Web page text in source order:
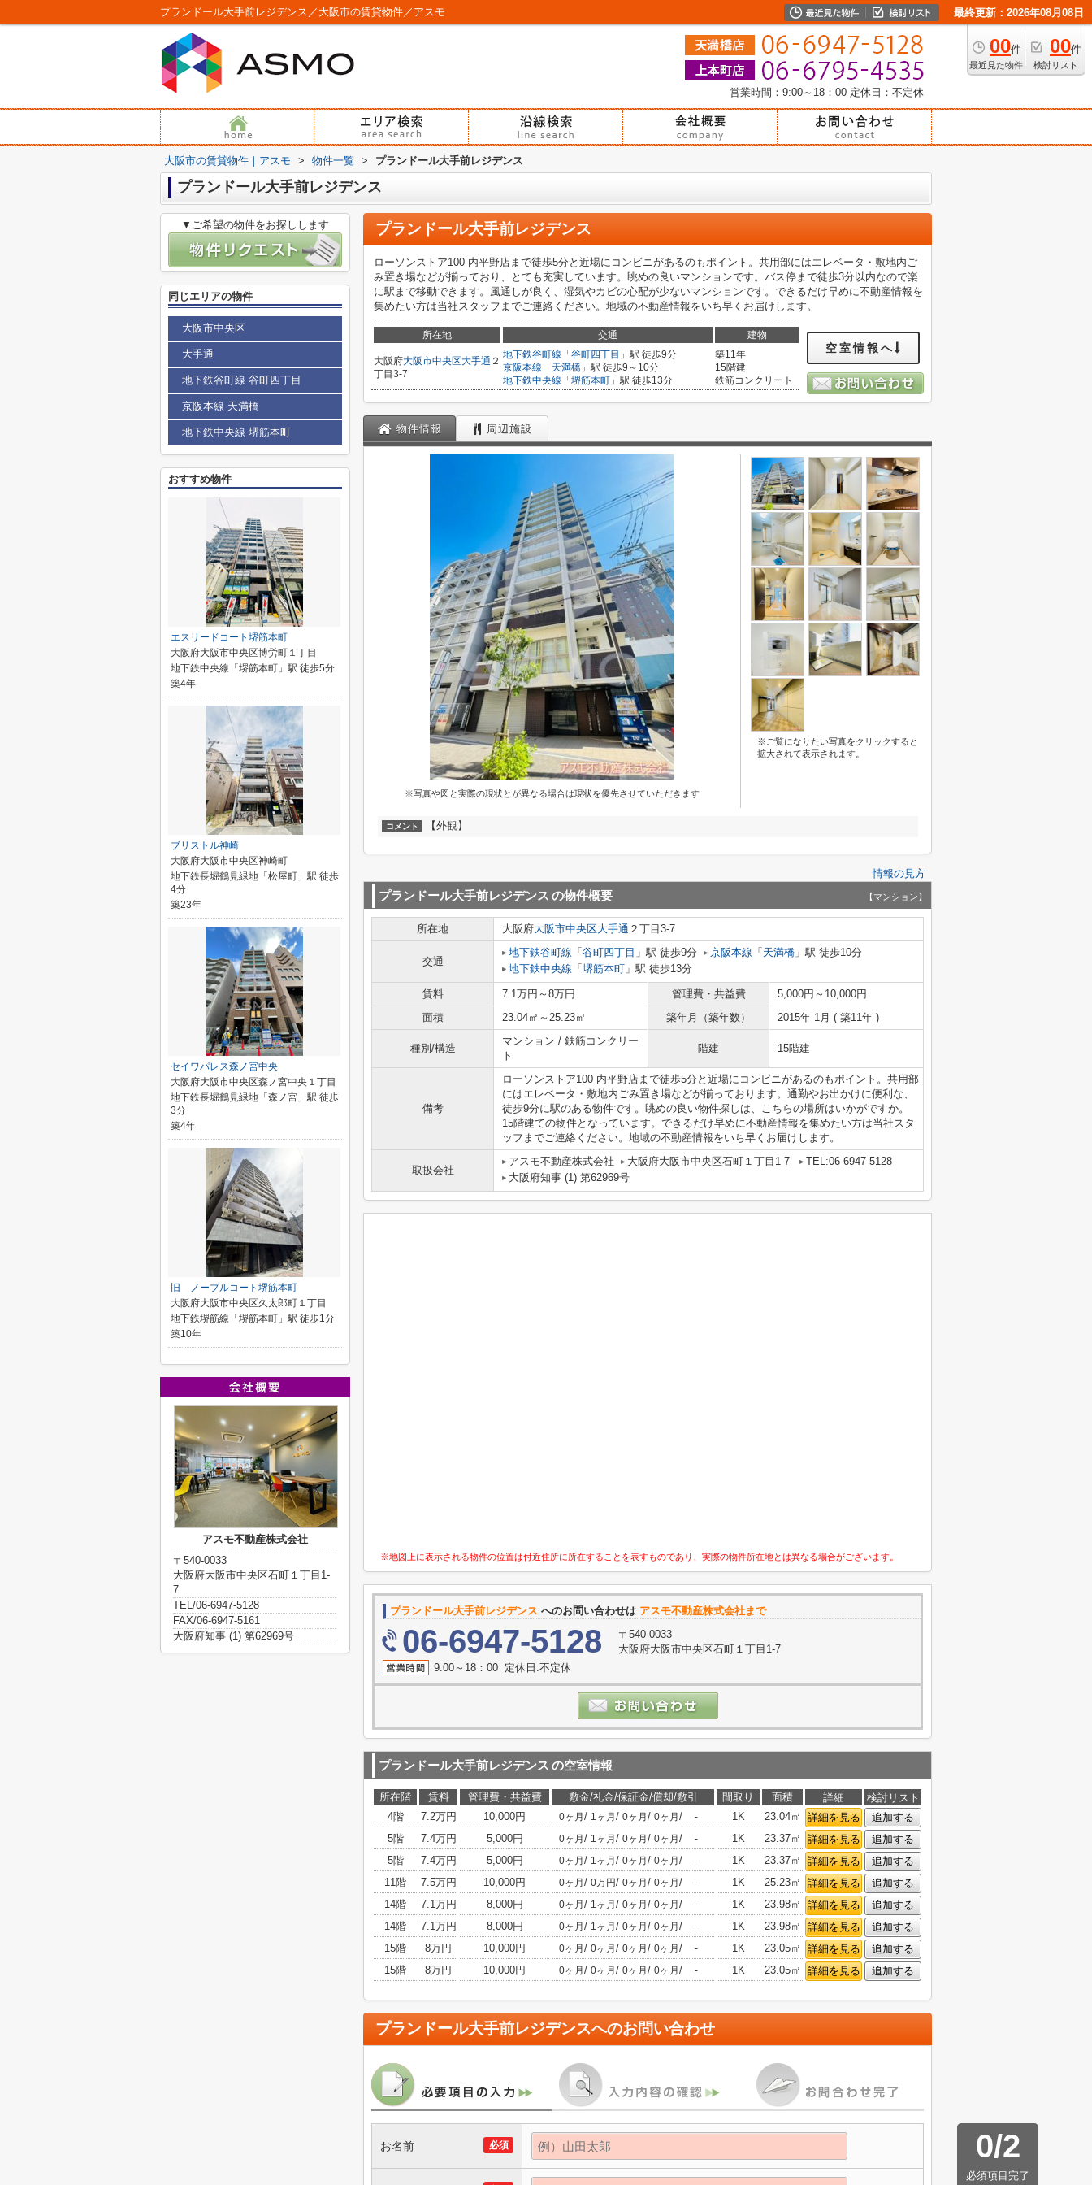
プランドール大手前レジデンス／大阪市の賃貸物件／アスモ 最終更新：2026年08月08日
00件
最近見た物件
00件
検討リスト
営業時間：9:00～18：00 定休日：不定休
大阪市の賃貸物件｜アスモ > 物件一覧 > プランドール大手前レジデンス
プランドール大手前レジデンス
プランドール大手前レジデンス
ローソンストア100 内平野店まで徒歩5分と近場にコンビニがあるのもポイント。共用部にはエレベータ・敷地内ご
み置き場などが揃っており、とても充実しています。眺めの良いマンションです。バス停まで徒歩3分以内なので楽
に駅まで移動できます。風通しが良く、湿気やカビの心配が少ないマンションです。できるだけ早めに不動産情報を
集めたい方は当社スタッフまでご連絡ください。地域の不動産情報をいち早くお届けします。
所在地 交通 建物
大阪府大阪市中央区大手通 ２
丁目3-7
地下鉄谷町線 「 谷町四丁目 」駅 徒歩9分
京阪本線 「 天満橋 」駅 徒歩9～10分
地下鉄中央線 「 堺筋本町 」駅 徒歩13分
築11年
15階建
鉄筋コンクリート
空室情報へ
物件情報 周辺施設
※写真や図と実際の現状とが異なる場合は現状を優先させていただきます
※ご覧になりたい写真をクリックすると
拡大されて表示されます。
コメント 【外観】
情報の見方
プランドール大手前レジデンス の物件概要 【マンション】
所在地 大阪府大阪市中央区大手通 ２丁目3-7
交通
地下鉄谷町線 「 谷町四丁目 」駅 徒歩9分 京阪本線 「 天満橋 」駅 徒歩10分
地下鉄中央線 「 堺筋本町 」駅 徒歩13分
賃料 7.1万円～8万円 管理費・共益費
5,000円～10,000円
面積
23.04㎡～25.23㎡ 築年月（築年数） 2015年 1月 ( 築11年 )
種別/構造
マンション / 鉄筋コンクリー
ト
階建 15階建
備考
ローソンストア100 内平野店まで徒歩5分と近場にコンビニがあるのもポイント。共用部
にはエレベータ・敷地内ごみ置き場などが揃っております。通勤やお出かけに便利な、
徒歩9分に駅のある物件です。眺めの良い物件探しは、こちらの場所はいかがですか。
15階建ての物件となっています。できるだけ早めに不動産情報を集めたい方は当社スタ
ッフまでご連絡ください。地域の不動産情報をいち早くお届けします。
取扱会社
アスモ不動産株式会社 大阪府大阪市中央区石町１丁目1-7
TEL:06-6947-5128
大阪府知事 (1) 第62969号
※地図上に表示される物件の位置は付近住所に所在することを表すものであり、実際の物件所在地とは異なる場合がございます。
プランドール大手前レジデンス へのお問い合わせは アスモ不動産株式会社まで
06-6947-5128
〒540-0033
大阪府大阪市中央区石町１丁目1-7
9:00～18：00 定休日:不定休
プランドール大手前レジデンス の空室情報
所在階 賃料 管理費・共益費 敷金/礼金/保証金/償却/敷引 間取り 面積 詳細
検討リスト
4階
7.2万円 10,000円 0ヶ月 / 1ヶ月 / 0ヶ月 / 0ヶ月 / - 1K 23.04㎡ 詳細を見る
追加する
5階
7.4万円 5,000円 0ヶ月 / 1ヶ月 / 0ヶ月 / 0ヶ月 / - 1K 23.37㎡ 詳細を見る
追加する
5階
7.4万円 5,000円 0ヶ月 / 1ヶ月 / 0ヶ月 / 0ヶ月 / - 1K 23.37㎡ 詳細を見る
追加する
11階
7.5万円 10,000円 0ヶ月 / 0万円/ 0ヶ月 / 0ヶ月 / - 1K 25.23㎡ 詳細を見る
追加する
14階
7.1万円 8,000円 0ヶ月 / 1ヶ月 / 0ヶ月 / 0ヶ月 / - 1K 23.98㎡ 詳細を見る
追加する
14階
7.1万円 8,000円 0ヶ月 / 1ヶ月 / 0ヶ月 / 0ヶ月 / - 1K 23.98㎡ 詳細を見る
追加する
15階
8万円 10,000円 0ヶ月 / 0ヶ月 / 0ヶ月 / 0ヶ月 / - 1K 23.05㎡ 詳細を見る
追加する
15階
8万円 10,000円 0ヶ月 / 0ヶ月 / 0ヶ月 / 0ヶ月 / - 1K 23.05㎡ 詳細を見る 追加する
プランドール大手前レジデンスへのお問い合わせ
0/2
必須項目完了
必須
お名前
▼ご希望の物件をお探しします
同じエリアの物件
大阪市中央区
大手通
地下鉄谷町線 谷町四丁目
京阪本線 天満橋
地下鉄中央線 堺筋本町
おすすめ物件
エスリードコート堺筋本町
大阪府大阪市中央区博労町１丁目
地下鉄中央線「堺筋本町」駅 徒歩5分
築4年
ブリストル神崎
大阪府大阪市中央区神崎町
地下鉄長堀鶴見緑地「松屋町」駅 徒歩
4分
築23年
セイワパレス森ノ宮中央
大阪府大阪市中央区森ノ宮中央１丁目
地下鉄長堀鶴見緑地「森ノ宮」駅 徒歩
3分
築4年
旧 ノーブルコート堺筋本町
大阪府大阪市中央区久太郎町１丁目
地下鉄堺筋線「堺筋本町」駅 徒歩1分
築10年
アスモ不動産株式会社
〒540-0033
大阪府大阪市中央区石町１丁目1-
7
TEL/06-6947-5128
FAX/06-6947-5161
大阪府知事 (1) 第62969号